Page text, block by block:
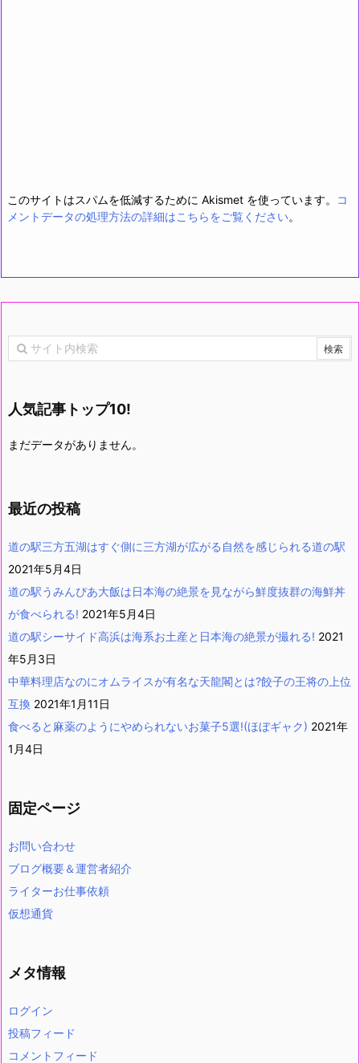
このサイトはスパムを低減するために Akismet を使っています。
コ
メントデータの処理方法の詳細はこちらをご覧ください。
人気記事トップ10!
まだデータがありません。
最近の投稿
道の駅三方五湖はすぐ側に三方湖が広がる自然を感じられる道の駅
2021年5月4日
道の駅うみんぴあ大飯は日本海の絶景を見ながら鮮度抜群の海鮮丼
が食べられる! 2021年5月4日
道の駅シーサイド高浜は海系お土産と日本海の絶景が撮れる! 2021
年5月3日
中華料理店なのにオムライスが有名な天龍閣とは?餃子の王将の上位
互換 2021年1月11日
食べると麻薬のようにやめられないお菓子5選!(ほぼギャク) 2021年
1月4日
固定ページ
お問い合わせ
ブログ概要＆運営者紹介
ライターお仕事依頼
仮想通貨
メタ情報
ログイン
投稿フィード
コメントフィード